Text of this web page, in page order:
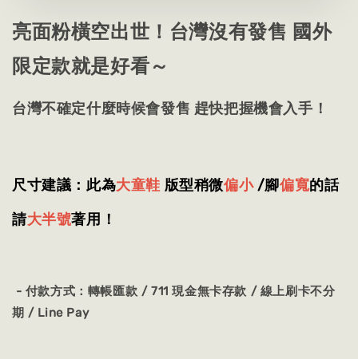
亮面粉橫空出世！台灣沒有發售 國外
限定款就是好看～
台灣不確定什麼時候會發售 趕快把握機會入手！
尺寸建議：此為大童鞋 版型稍微偏小 /腳偏寬的話
請大半號著用！
- 付款方式： 轉帳匯款 / 711 現金無卡存款 / 線上刷卡不分
期 / Line Pay